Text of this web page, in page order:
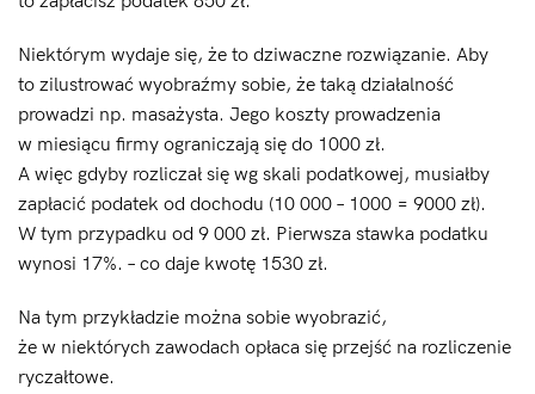
Niektórym wydaje się, że to dziwaczne rozwiązanie. Aby
to zilustrować wyobraźmy sobie, że taką działalność
prowadzi np. masażysta. Jego koszty prowadzenia
w miesiącu firmy ograniczają się do 1000 zł.
A więc gdyby rozliczał się wg skali podatkowej, musiałby
zapłacić podatek od dochodu (10 000 – 1000 = 9000 zł).
W tym przypadku od 9 000 zł. Pierwsza stawka podatku
wynosi 17%. – co daje kwotę 1530 zł.
Na tym przykładzie można sobie wyobrazić,
że w niektórych zawodach opłaca się przejść na rozliczenie
ryczałtowe.